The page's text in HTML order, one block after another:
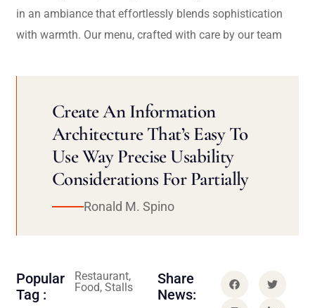
in an ambiance that effortlessly blends sophistication
with warmth. Our menu, crafted with care by our team
Create An Information
Architecture That’s Easy To
Use Way Precise Usability
Considerations For Partially
Ronald M. Spino
Popular
Tag :
Restaurant,
Food, Stalls
Share
News: